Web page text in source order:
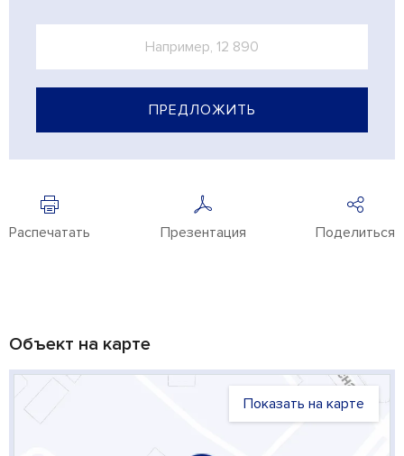
ПРЕДЛОЖИТЬ
Распечатать Презентация Поделиться
Объект на карте
Показать на карте